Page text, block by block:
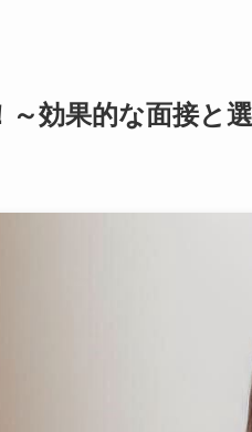
～効果的な面接と